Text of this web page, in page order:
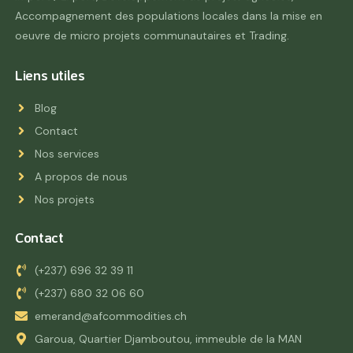
Accompagnement des populations locales dans la mise en
oeuvre de micro projets communautaires et Trading.
Liens utiles
Blog
Contact
Nos services
A propos de nous
Nos projets
Contact
(+237) 696 32 39 11
(+237) 680 32 06 60
emerand@afcommodities.ch
Garoua, Quartier Djamboutou, immeuble de la MAN